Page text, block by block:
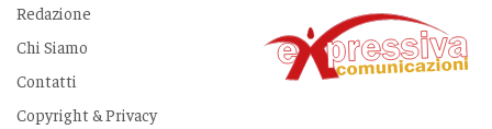
Redazione
Chi Siamo
Contatti
Copyright & Privacy